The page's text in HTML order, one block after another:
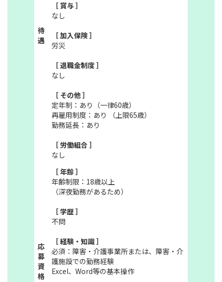
待
遇
［ 賞与 ］
なし
［ 加入保険 ］
労災
［ 退職金制度 ］
なし
［ その他 ］
定年制：あり（一律60歳）
再雇用制度：あり （上限65歳）
勤務延長：あり
［ 労働組合 ］
なし
応
募
資
格
［ 年齢 ］
年齢制限：18歳以上
（深夜勤務があるため）
［ 学歴 ］
不問
［ 経験・知識 ］
必須：障害・介護事業所または、障害・介
護施設での勤務経験
Excel、Word等の基本操作